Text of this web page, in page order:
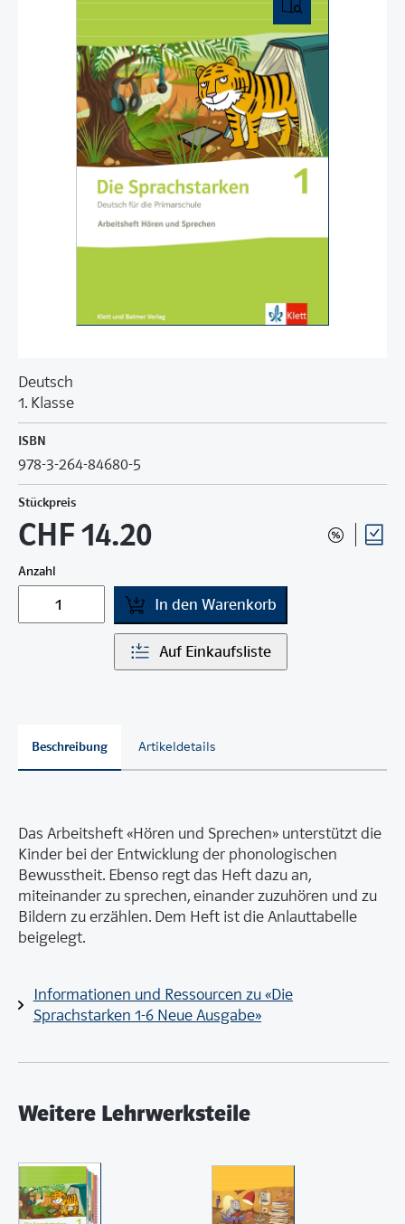
Deutsch
1. Klasse
ISBN
978-3-264-84680-5
Stückpreis
CHF 14.20
Anzahl
In den Warenkorb
Auf Einkaufsliste
Beschreibung Artikeldetails
Das Arbeitsheft «Hören und Sprechen» unterstützt die
Kinder bei der Entwicklung der phonologischen
Bewusstheit. Ebenso regt das Heft dazu an,
miteinander zu sprechen, einander zuzuhören und zu
Bildern zu erzählen. Dem Heft ist die Anlauttabelle
beigelegt.
Informationen und Ressourcen zu «Die
Sprachstarken 1-6 Neue Ausgabe»
Weitere Lehrwerksteile